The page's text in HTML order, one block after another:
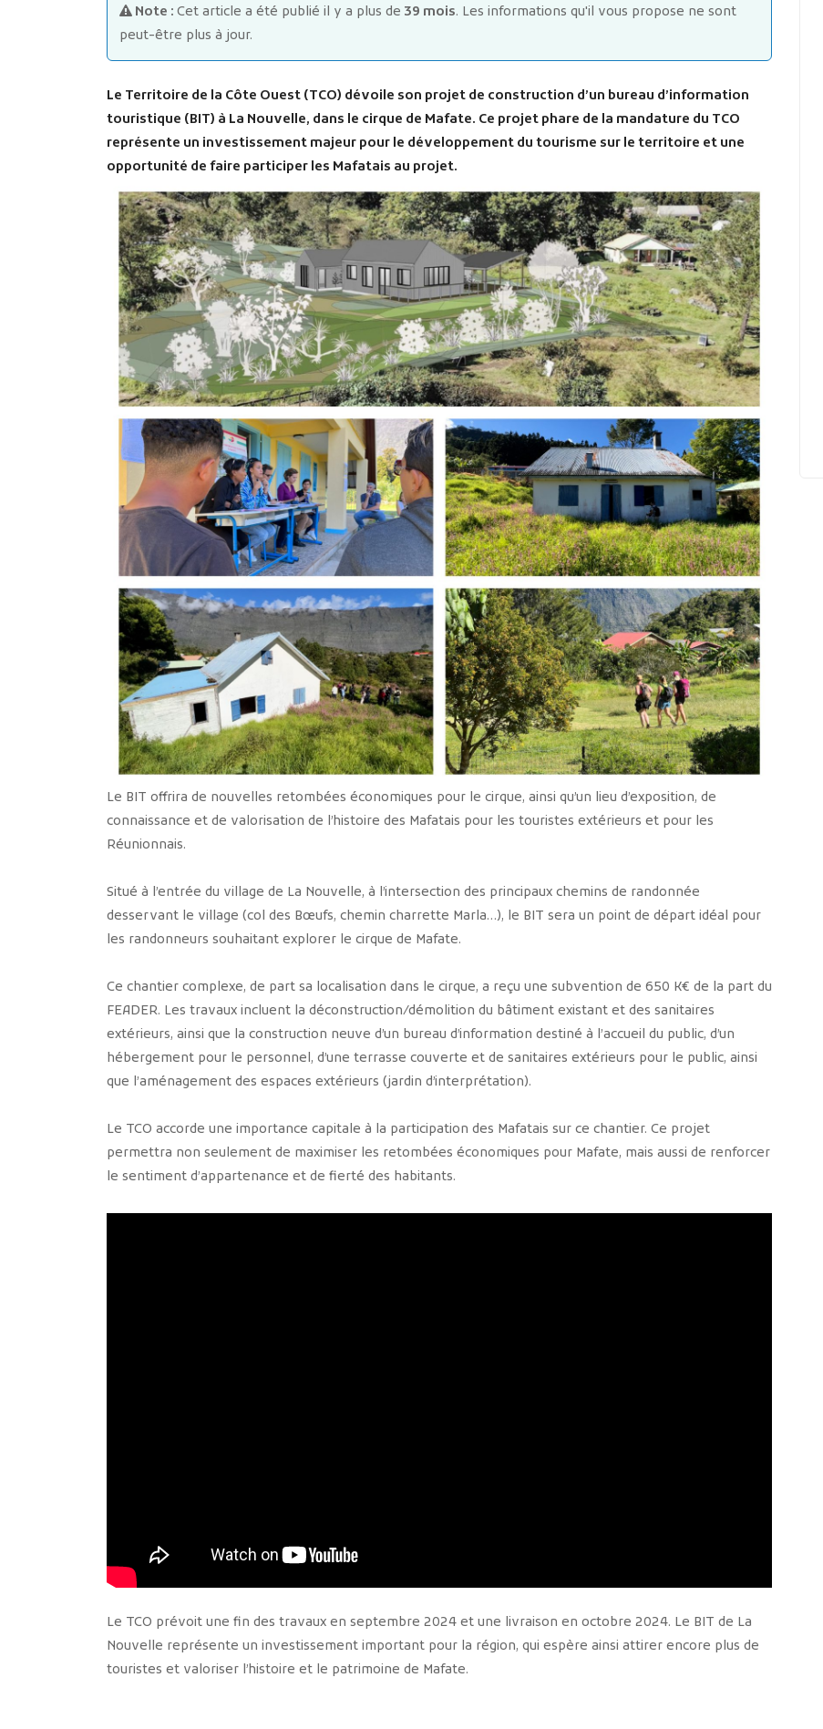
Note : Cet article a été publié il y a plus de 39 mois. Les informations qu'il vous propose ne sont
peut-être plus à jour.
Le Territoire de la Côte Ouest (TCO) dévoile son projet de construction d’un bureau d’information
touristique (BIT) à La Nouvelle, dans le cirque de Mafate. Ce projet phare de la mandature du TCO
représente un investissement majeur pour le développement du tourisme sur le territoire et une
opportunité de faire participer les Mafatais au projet.
Le BIT offrira de nouvelles retombées économiques pour le cirque, ainsi qu’un lieu d’exposition, de
connaissance et de valorisation de l’histoire des Mafatais pour les touristes extérieurs et pour les
Réunionnais.
Situé à l’entrée du village de La Nouvelle, à l’intersection des principaux chemins de randonnée
desservant le village (col des Bœufs, chemin charrette Marla…), le BIT sera un point de départ idéal pour
les randonneurs souhaitant explorer le cirque de Mafate.
Ce chantier complexe, de part sa localisation dans le cirque, a reçu une subvention de 650 K€ de la part du
FEADER. Les travaux incluent la déconstruction/démolition du bâtiment existant et des sanitaires
extérieurs, ainsi que la construction neuve d’un bureau d’information destiné à l’accueil du public, d’un
hébergement pour le personnel, d’une terrasse couverte et de sanitaires extérieurs pour le public, ainsi
que l’aménagement des espaces extérieurs (jardin d’interprétation).
Le TCO accorde une importance capitale à la participation des Mafatais sur ce chantier. Ce projet
permettra non seulement de maximiser les retombées économiques pour Mafate, mais aussi de renforcer
le sentiment d’appartenance et de fierté des habitants.
Le TCO prévoit une fin des travaux en septembre 2024 et une livraison en octobre 2024. Le BIT de La
Nouvelle représente un investissement important pour la région, qui espère ainsi attirer encore plus de
touristes et valoriser l’histoire et le patrimoine de Mafate.